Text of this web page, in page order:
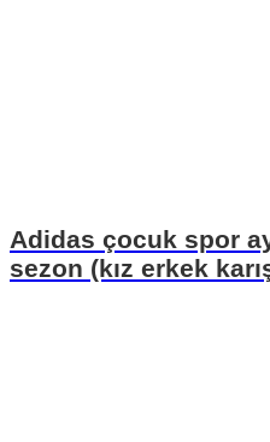
Adidas çocuk spor
sezon (kız erkek